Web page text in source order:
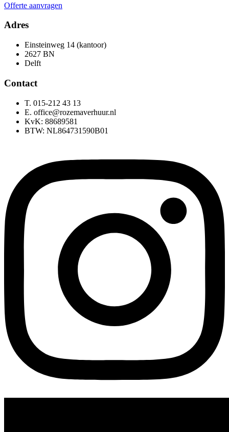
Offerte aanvragen
Adres
Einsteinweg 14 (kantoor)
2627 BN
Delft
Contact
T. 015-212 43 13
E. office@rozemaverhuur.nl
KvK: 88689581
BTW: NL864731590B01